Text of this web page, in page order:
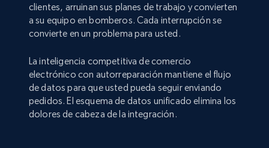
clientes, arruinan sus planes de trabajo y convierten
a su equipo en bomberos. Cada interrupción se
convierte en un problema para usted.
La inteligencia competitiva de comercio
electrónico con autorreparación mantiene el flujo
de datos para que usted pueda seguir enviando
pedidos. El esquema de datos unificado elimina los
dolores de cabeza de la integración.